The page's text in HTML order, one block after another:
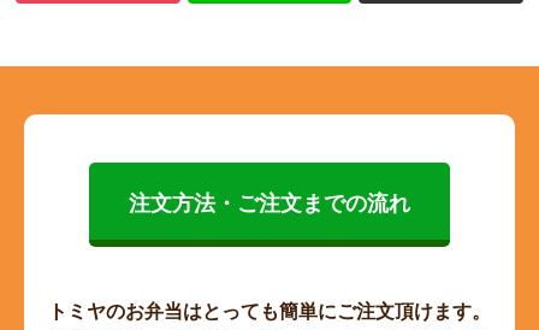
注文方法・ご注文までの流れ
トミヤのお弁当はとっても簡単にご注文頂けます。